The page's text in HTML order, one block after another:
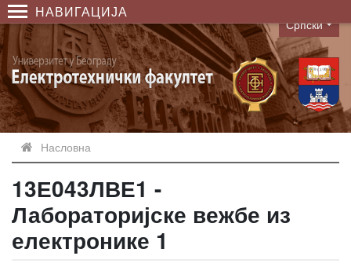
НАВИГАЦИЈА
Language
Српски
Насловна
13Е043ЛВЕ1 -
Лабораторијске вежбе из
електронике 1